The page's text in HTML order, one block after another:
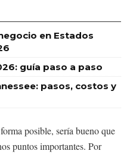
en Estados
guía paso a paso
pasos, costos y
posible, sería bueno que
puntos importantes. Por